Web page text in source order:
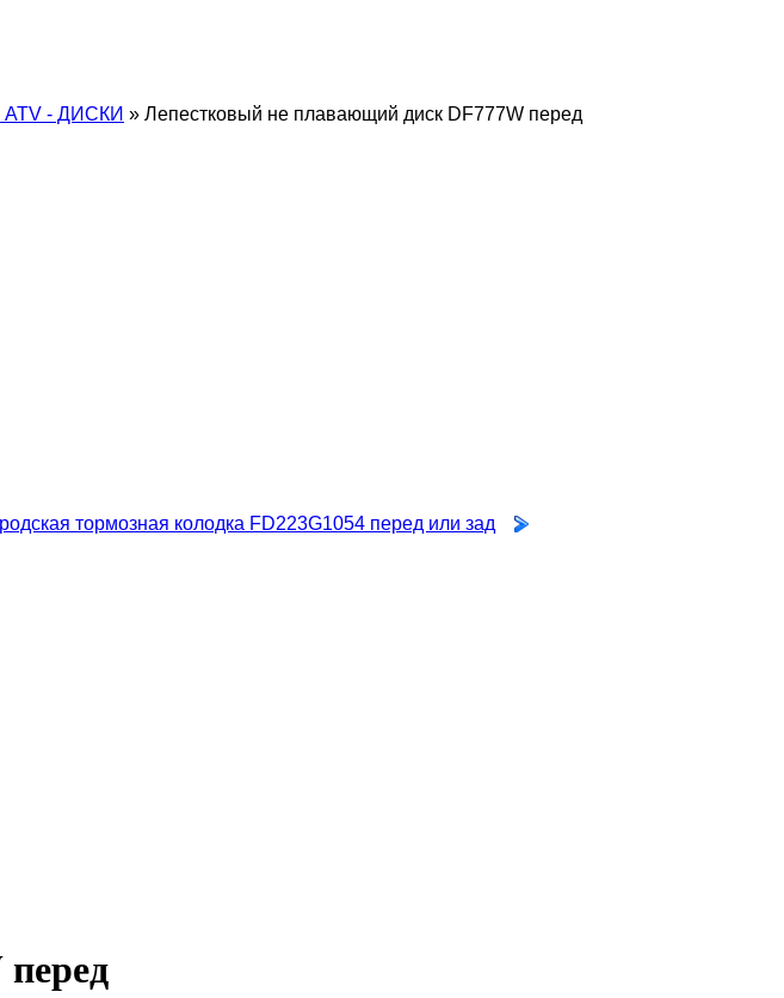
ATV - ДИСКИ » Лепестковый не плавающий диск DF777W перед
тормозная колодка FD223G1054 перед или зад